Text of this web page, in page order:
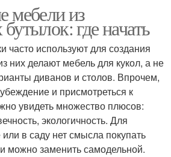
мебели из
где начать
часто используют для создания
них делают мебель для кукол, а не
диванов и столов. Впрочем,
и присмотреться к
увидеть множество плюсов:
экологичность. Для
в саду нет смысла покупать
можно заменить самодельной.